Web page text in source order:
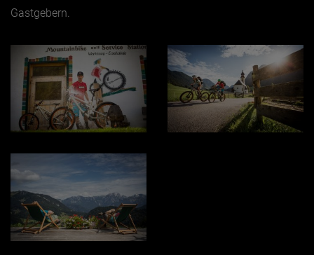
Gastgebern.